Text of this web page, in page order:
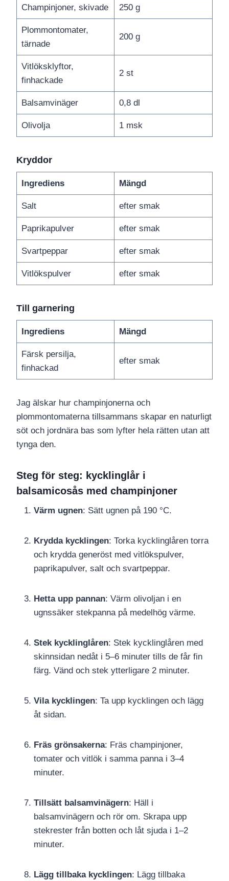
Champinjoner, skivade 250 g
Plommontomater,
tärnade
200 g
Vitlöksklyftor,
finhackade
2 st
Balsamvinäger 0,8 dl
Olivolja 1 msk
Kryddor
Ingrediens Mängd
Salt efter smak
Paprikapulver efter smak
Svartpeppar efter smak
Vitlökspulver efter smak
Till garnering
Ingrediens Mängd
Färsk persilja,
finhackad
efter smak
Jag älskar hur champinjonerna och
plommontomaterna tillsammans skapar en naturligt
söt och jordnära bas som lyfter hela rätten utan att
tynga den.
Steg för steg: kycklinglår i
balsamicosås med champinjoner
Värm ugnen: Sätt ugnen på 190 °C.
Krydda kycklingen: Torka kycklinglåren torra
och krydda generöst med vitlökspulver,
paprikapulver, salt och svartpeppar.
Hetta upp pannan: Värm olivoljan i en
ugnssäker stekpanna på medelhög värme.
Stek kycklinglåren: Stek kycklinglåren med
skinnsidan nedåt i 5–6 minuter tills de får fin
färg. Vänd och stek ytterligare 2 minuter.
Vila kycklingen: Ta upp kycklingen och lägg
åt sidan.
Fräs grönsakerna: Fräs champinjoner,
tomater och vitlök i samma panna i 3–4
minuter.
Tillsätt balsamvinägern: Häll i
balsamvinägern och rör om. Skrapa upp
stekrester från botten och låt sjuda i 1–2
minuter.
Lägg tillbaka kycklingen: Lägg tillbaka